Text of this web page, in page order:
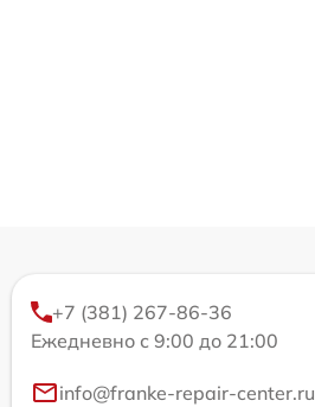
+7 (381) 267-86-36
Ежедневно с 9:00 до 21:00
info@franke-repair-center.ru